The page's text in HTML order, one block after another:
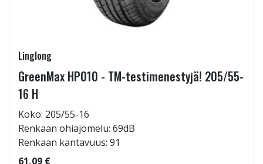
Linglong
GreenMax HP010 - TM-testimenestyjä! 205/55-
16 H
Koko: 205/55-16
Renkaan ohiajomelu: 69dB
Renkaan kantavuus: 91
61,09 €